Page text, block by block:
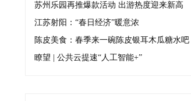
苏州乐园再推爆款活动 出游热度迎来新高
江苏射阳：“春日经济”暖意浓
陈皮美食：春季来一碗陈皮银耳木瓜糖水吧
瞭望 | 公共云提速“人工智能+”